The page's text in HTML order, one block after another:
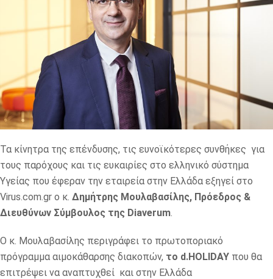
Τα κίνητρα της επένδυσης, τις ευνοϊκότερες συνθήκες για
τους παρόχους και τις ευκαιρίες στο ελληνικό σύστημα
Υγείας που έφεραν την εταιρεία στην Ελλάδα εξηγεί στο
Virus.com.gr o κ. Δημήτρης Μουλαβασίλης, Πρόεδρος &
Διευθύνων Σύμβουλος της Diaverum
Ο κ. Μουλαβασίλης περιγράφει το πρωτοποριακό
πρόγραμμα αιμοκάθαρσης διακοπών, το d.HOLIDAY που θα
επιτρέψει να αναπτυχθεί και στην Ελλάδα